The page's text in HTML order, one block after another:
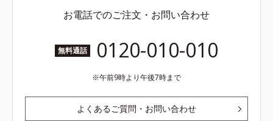
お電話でのご注文・お問い合わせ
無料通話 0120-010-010
午前9時より午後7時まで
よくあるご質問・お問い合わせ